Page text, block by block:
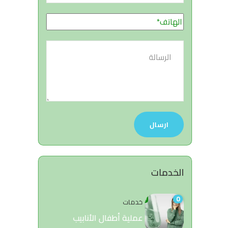
الخدمات
0 خدمات
عملية أطفال الأنابيب